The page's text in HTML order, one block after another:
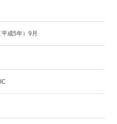
成5年）9月